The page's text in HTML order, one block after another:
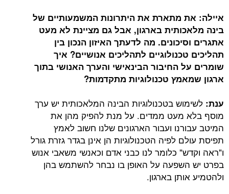
איילה: את מתארת את היתרונות המשמעותיים של
בינה מלאכותית בארגון, אבל גם מציינת לא מעט
אתגרים וסיכונים. מה לדעתך האיזון הנכון בין
תהליכים טכנולוגיים לתהליכים אנושיים? איך
שומרים על החיבור הבינאישי והערך האנושי בתוך
ארגון שמאמץ טכנולוגיות מתקדמות?
ענת: לשימוש בטכנולוגיות הבינה המלאכותית יש ערך
מוסף בלא מעט ממדים. על מנת להפיק מהן את
המיטב עבורנו ועבור הארגונים שלנו חשוב לאמץ
תפיסת עולם לפיה הטכנולוגיות הן אינן בגדר גזרת גורל
ו"ראה וקדש" כלומר לנו כבני אדם וכאנשי משאבי אנוש
בפרט יש השפעה על האופן בו נבחר להשתמש בהן
ולהטמיע אותן בארגון.